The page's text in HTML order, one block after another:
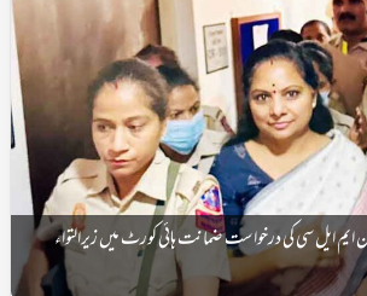
ایل سی کی درخواست ضمانت ہائی کورٹ میں زیرالتواء